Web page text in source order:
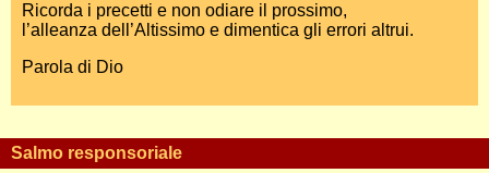
Ricorda i precetti e non odiare il prossimo,
l’alleanza dell’Altissimo e dimentica gli errori altrui.
Parola di Dio
Salmo responsoriale